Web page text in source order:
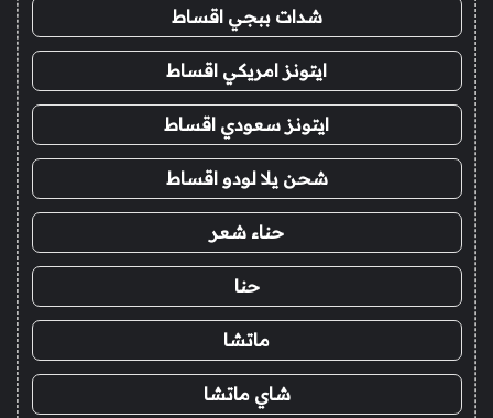
شدات ببجي اقساط
ايتونز امريكي اقساط
ايتونز سعودي اقساط
شحن يلا لودو اقساط
حناء شعر
حنا
ماتشا
شاي ماتشا